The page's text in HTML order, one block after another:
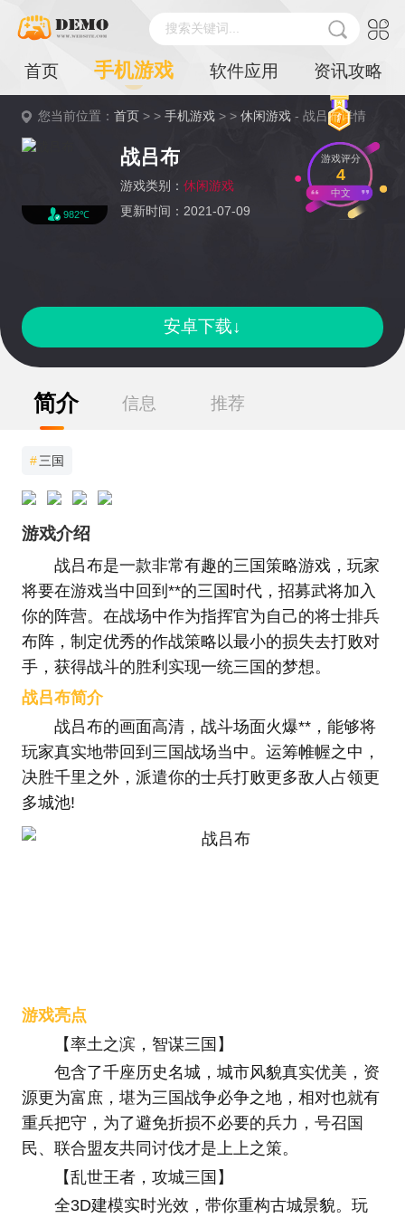
搜索关键词...
首页 手机游戏 软件应用 资讯攻略
您当前位置：首页 > >手机游戏 > >休闲游戏 - 战吕布详情
982℃
战吕布
游戏类别： 休闲游戏
更新时间：2021-07-09
游戏评分
4
中文
安卓下载↓
简介 信息 推荐
#三国
游戏介绍
战吕布是一款非常有趣的三国策略游戏，玩家
将要在游戏当中回到**的三国时代，招募武将加入
你的阵营。在战场中作为指挥官为自己的将士排兵
布阵，制定优秀的作战策略以最小的损失去打败对
手，获得战斗的胜利实现一统三国的梦想。
战吕布简介
战吕布的画面高清，战斗场面火爆**，能够将
玩家真实地带回到三国战场当中。运筹帷幄之中，
决胜千里之外，派遣你的士兵打败更多敌人占领更
多城池!
游戏亮点
【率土之滨，智谋三国】
包含了千座历史名城，城市风貌真实优美，资
源更为富庶，堪为三国战争必争之地，相对也就有
重兵把守，为了避免折损不必要的兵力，号召国
民、联合盟友共同讨伐才是上上之策。
【乱世王者，攻城三国】
全3D建模实时光效，带你重构古城景貌。玩